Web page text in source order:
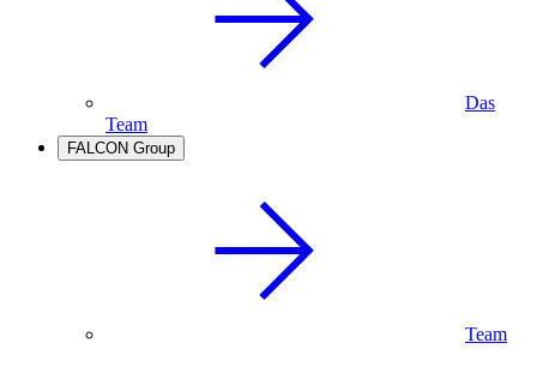
Das
Team
FALCON Group
Team